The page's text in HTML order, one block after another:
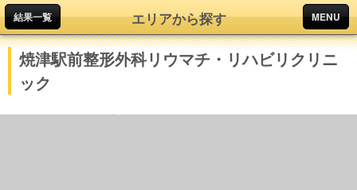
結果一覧 エリアから探す MENU
焼津駅前整形外科リウマチ・リハビリクリニ
ック